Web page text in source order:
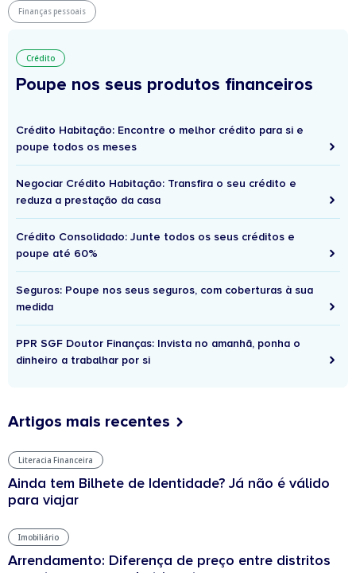
Finanças pessoais
Crédito
Poupe nos seus produtos financeiros
Crédito Habitação: Encontre o melhor crédito para si e
poupe todos os meses
Negociar Crédito Habitação: Transfira o seu crédito e
reduza a prestação da casa
Crédito Consolidado: Junte todos os seus créditos e
poupe até 60%
Seguros: Poupe nos seus seguros, com coberturas à sua
medida
PPR SGF Doutor Finanças: Invista no amanhã, ponha o
dinheiro a trabalhar por si
Artigos mais recentes
Literacia Financeira
Ainda tem Bilhete de Identidade? Já não é válido
para viajar
Imobiliário
Arrendamento: Diferença de preço entre distritos